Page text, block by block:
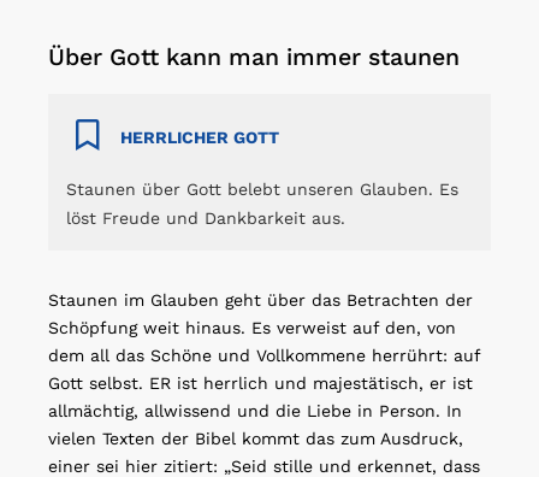
Über Gott kann man immer staunen
HERRLICHER GOTT
Staunen über Gott belebt unseren Glauben. Es
löst Freude und Dankbarkeit aus.
Staunen im Glauben geht über das Betrachten der
Schöpfung weit hinaus. Es verweist auf den, von
dem all das Schöne und Vollkommene herrührt: auf
Gott selbst. ER ist herrlich und majestätisch, er ist
allmächtig, allwissend und die Liebe in Person. In
vielen Texten der Bibel kommt das zum Ausdruck,
einer sei hier zitiert: „Seid stille und erkennet, dass